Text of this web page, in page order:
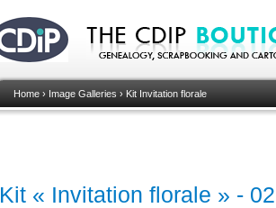
Home› Image Galleries › Kit Invitation florale
Kit « Invitation florale » -